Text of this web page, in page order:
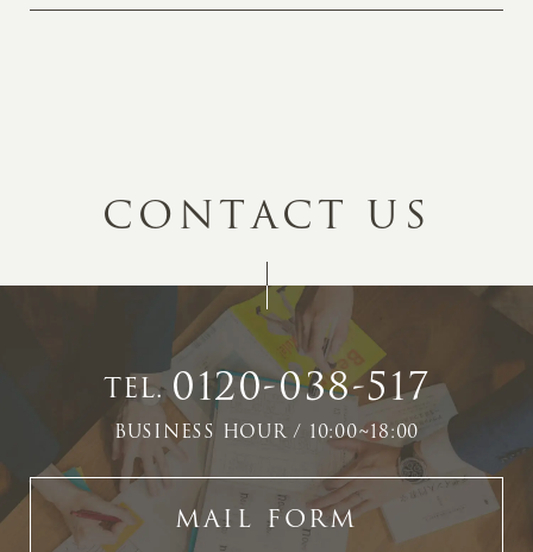
CONTACT US
TEL.0120-038-517
BUSINESS HOUR / 10:00~18:00
MAIL FORM